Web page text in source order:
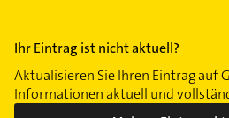
Ihr Eintrag ist nicht aktuell?
Aktualisieren Sie Ihren Eintrag auf
Informationen aktuell und